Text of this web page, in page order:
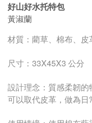
好山好水托特包
黃淑蘭
材質：藺草、棉布、
尺寸：33X45X3 公分
設計理念：質感柔韌的
可以取代皮革，做為日